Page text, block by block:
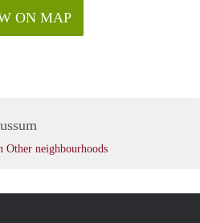
ON MAP
neighbourhoods